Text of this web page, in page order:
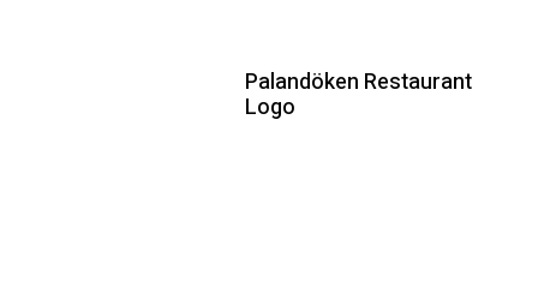
Palandöken Restaurant
Logo